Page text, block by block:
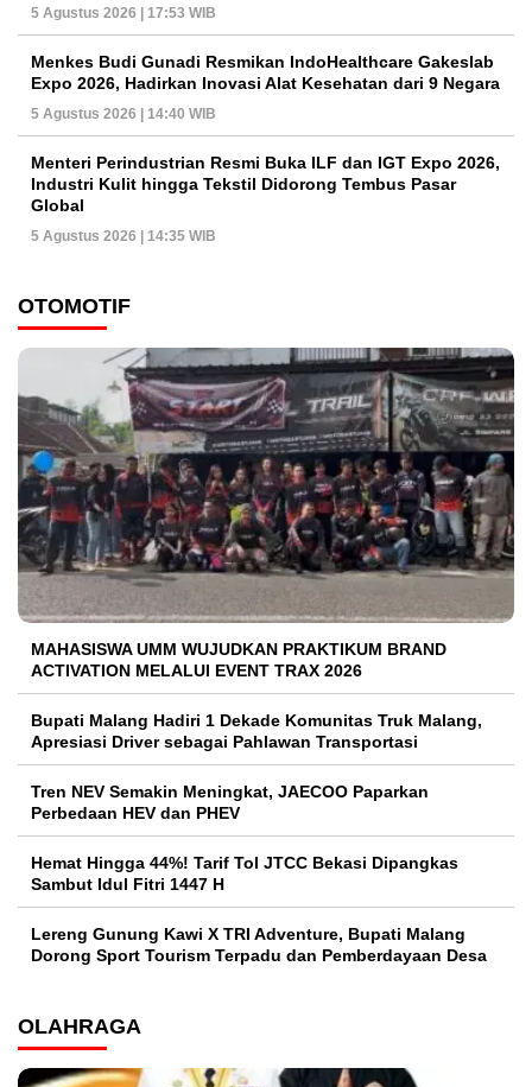
5 Agustus 2026 | 17:53 WIB
Menkes Budi Gunadi Resmikan IndoHealthcare Gakeslab
Expo 2026, Hadirkan Inovasi Alat Kesehatan dari 9 Negara
5 Agustus 2026 | 14:40 WIB
Menteri Perindustrian Resmi Buka ILF dan IGT Expo 2026,
Industri Kulit hingga Tekstil Didorong Tembus Pasar
Global
5 Agustus 2026 | 14:35 WIB
OTOMOTIF
MAHASISWA UMM WUJUDKAN PRAKTIKUM BRAND
ACTIVATION MELALUI EVENT TRAX 2026
Bupati Malang Hadiri 1 Dekade Komunitas Truk Malang,
Apresiasi Driver sebagai Pahlawan Transportasi
Tren NEV Semakin Meningkat, JAECOO Paparkan
Perbedaan HEV dan PHEV
Hemat Hingga 44%! Tarif Tol JTCC Bekasi Dipangkas
Sambut Idul Fitri 1447 H
Lereng Gunung Kawi X TRI Adventure, Bupati Malang
Dorong Sport Tourism Terpadu dan Pemberdayaan Desa
OLAHRAGA